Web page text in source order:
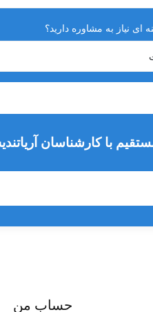
ای نیاز به مشاوره دارید؟
با کارشناسان
حساب من